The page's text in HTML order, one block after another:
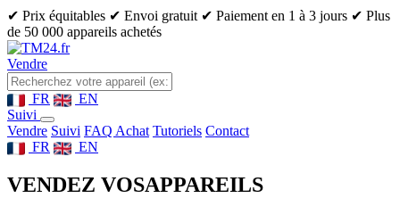
✔ Prix équitables ✔ Envoi gratuit ✔ Paiement en 1 à 3 jours ✔ Plus
de 50 000 appareils achetés
Vendre
FR
EN
Suivi
Vendre Suivi FAQ Achat Tutoriels Contact
FR
EN
VENDEZ VOSAPPAREILS